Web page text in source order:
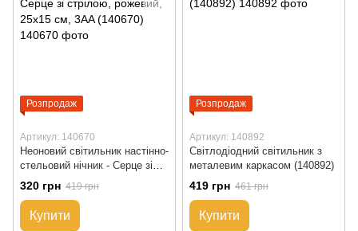
Розпродаж
Артикул: 140670
Неоновий світильник настінно-
стельовий нічник - Серце зі
стрілою, рожевий, 25x15 см,
3AA (140670)
320 грн 419 грн
Купити
Розпродаж
Артикул: 140892
Світлодіодний світильник з
металевим каркасом (140892)
419 грн 461 грн
Купити